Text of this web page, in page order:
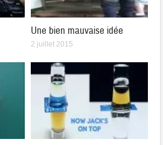
Une bien mauvaise idée
2 juillet 2015